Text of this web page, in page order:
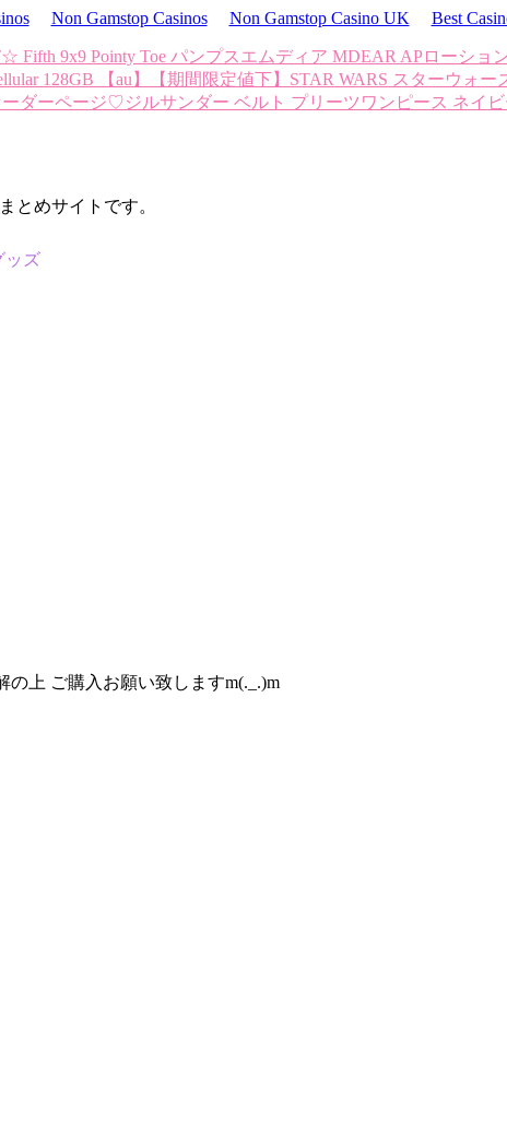
Non Gamstop Casinos Non Gamstop Casino UK Best
Fifth 9x9 Pointy Toe パンプス エムディア MDEAR APローショ
128GB 【au】 【期間限定値下】STAR WARS スターウォ
ダーページ♡ジルサンダー ベルト プリーツワンピース ネイビ
とめサイトです。
ッズ
上 ご購入お願い致しますm(._.)m